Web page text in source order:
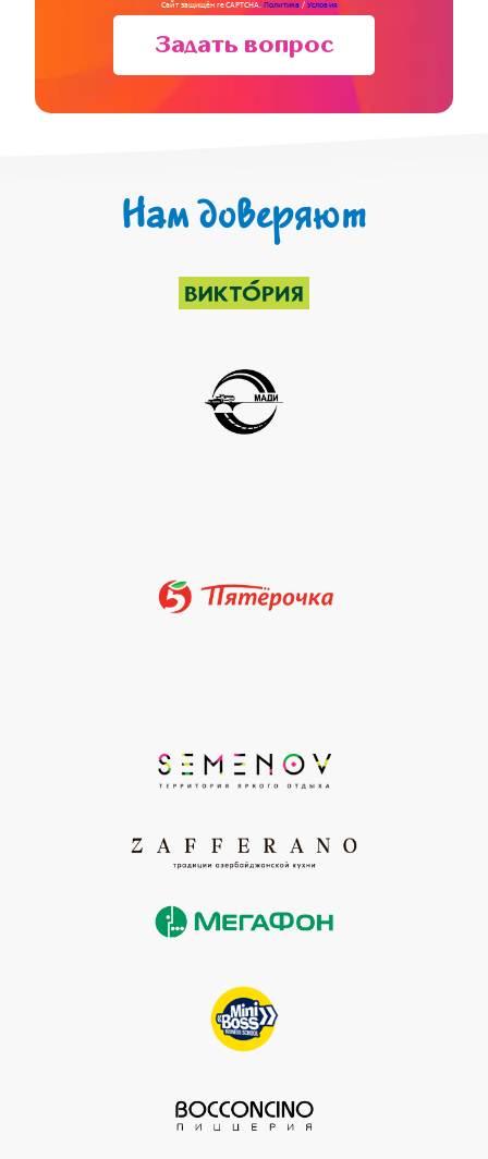
Сайт защищён reCAPTCHA.Политика/Условия
Задать вопрос
Нам доверяют